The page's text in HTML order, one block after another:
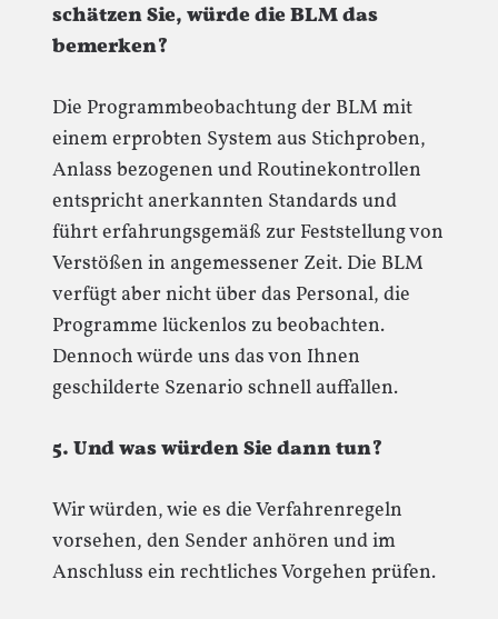
schätzen Sie, würde die BLM das
bemerken?
Die Programmbeobachtung der BLM mit
einem erprobten System aus Stichproben,
Anlass bezogenen und Routinekontrollen
entspricht anerkannten Standards und
führt erfahrungsgemäß zur Feststellung von
Verstößen in angemessener Zeit. Die BLM
verfügt aber nicht über das Personal, die
Programme lückenlos zu beobachten.
Dennoch würde uns das von Ihnen
geschilderte Szenario schnell auffallen.
5. Und was würden Sie dann tun?
Wir würden, wie es die Verfahrenregeln
vorsehen, den Sender anhören und im
Anschluss ein rechtliches Vorgehen prüfen.